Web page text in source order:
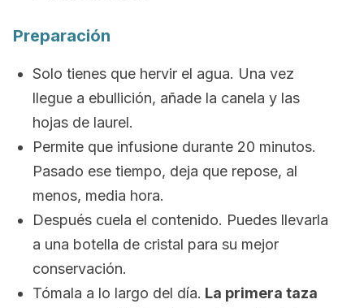
Preparación
Solo tienes que hervir el agua. Una vez
llegue a ebullición, añade la canela y las
hojas de laurel.
Permite que infusione durante 20 minutos.
Pasado ese tiempo, deja que repose, al
menos, media hora.
Después cuela el contenido. Puedes llevarla
a una botella de cristal para su mejor
conservación.
Tómala a lo largo del día. La primera taza